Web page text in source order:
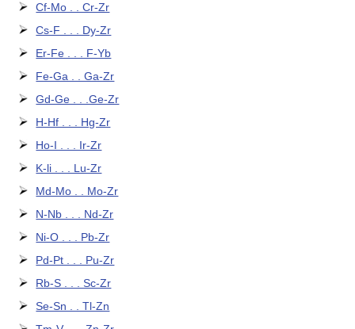
Cf-Mo . . Cr-Zr
Cs-F . . . Dy-Zr
Er-Fe . . . F-Yb
Fe-Ga . . Ga-Zr
Gd-Ge . . .Ge-Zr
H-Hf . . . Hg-Zr
Ho-I . . . Ir-Zr
K-li . . . Lu-Zr
Md-Mo . . Mo-Zr
N-Nb . . . Nd-Zr
Ni-O . . . Pb-Zr
Pd-Pt . . . Pu-Zr
Rb-S . . . Sc-Zr
Se-Sn . . Tl-Zn